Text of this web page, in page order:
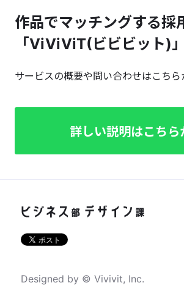
作品でマッチングする採
「ViViViT(ビビビット)」
サービスの概要や問い合わせはこちら
詳しい説明はこちら
Designed by © Vivivit, Inc.